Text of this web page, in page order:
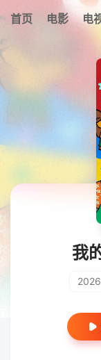
首页 电影 电
我
2026